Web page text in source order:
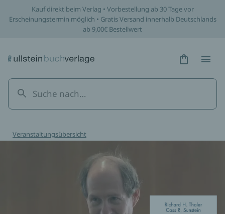
Kauf direkt beim Verlag • Vorbestellung ab 30 Tage vor
Erscheinungstermin möglich • Gratis Versand innerhalb Deutschlands
ab 9,00€ Bestellwert
Hidden
Veranstaltungsübersicht